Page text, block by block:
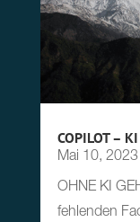
COPILOT –
Mai 10, 2023
OHNE KI
fehlenden